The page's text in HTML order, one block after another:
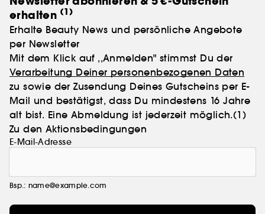
erhalten (1)
Erhalte Beauty News und persönliche Angebote
per Newsletter
Mit dem Klick auf ,,Anmelden" stimmst Du der
Verarbeitung Deiner personenbezogenen Daten
zu sowie der Zusendung Deines Gutscheins per E-
Mail und bestätigst, dass Du mindestens 16 Jahre
alt bist. Eine Abmeldung ist jederzeit möglich.(1)
Zu den Aktionsbedingungen
E-Mail-Adresse
Bsp.: name@example.com